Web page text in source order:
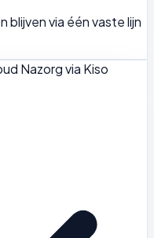
blijven via één vaste lijn
Nazorg via Kiso